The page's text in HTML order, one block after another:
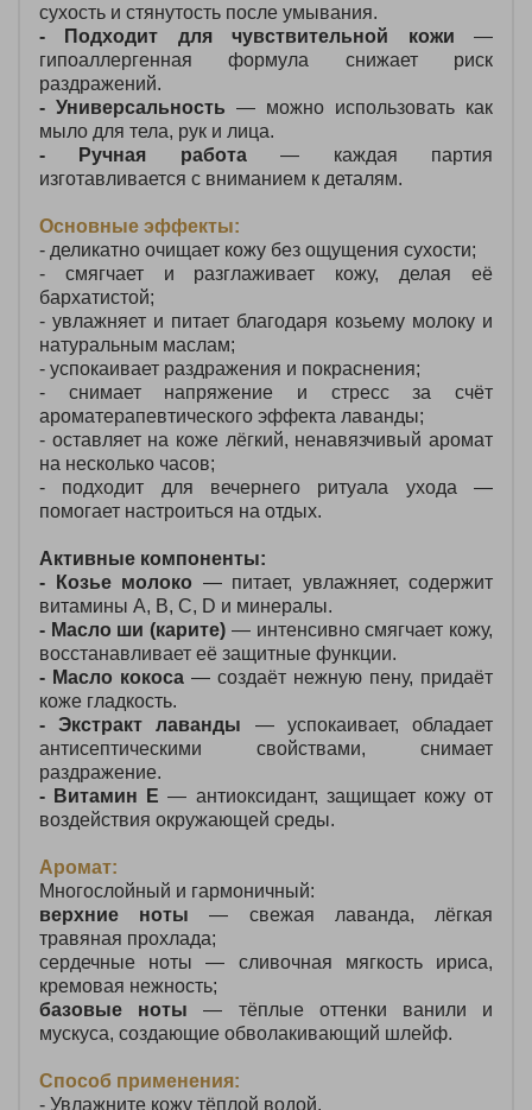
сухость и стянутость после умывания.
- Подходит для чувствительной кожи —
гипоаллергенная формула снижает риск
раздражений.
- Универсальность — можно использовать как
мыло для тела, рук и лица.
- Ручная работа— каждая партия
изготавливается с вниманием к деталям.
Основные эффекты:
- деликатно очищает кожу без ощущения сухости;
- смягчает и разглаживает кожу, делая её
бархатистой;
- увлажняет и питает благодаря козьему молоку и
натуральным маслам;
- успокаивает раздражения и покраснения;
- снимает напряжение и стресс за счёт
ароматерапевтического эффекта лаванды;
- оставляет на коже лёгкий, ненавязчивый аромат
на несколько часов;
- подходит для вечернего ритуала ухода —
помогает настроиться на отдых.
Активные компоненты:
- Козье молоко — питает, увлажняет, содержит
витамины A, B, C, D и минералы.
- Масло ши (карите) — интенсивно смягчает кожу,
восстанавливает её защитные функции.
- Масло кокоса — создаёт нежную пену, придаёт
коже гладкость.
- Экстракт лаванды — успокаивает, обладает
антисептическими свойствами, снимает
раздражение.
- Витамин E — антиоксидант, защищает кожу от
воздействия окружающей среды.
Аромат:
Многослойный и гармоничный:
верхние ноты— свежая лаванда, лёгкая
травяная прохлада;
сердечные ноты — сливочная мягкость ириса,
кремовая нежность;
базовые ноты — тёплые оттенки ванили и
мускуса, создающие обволакивающий шлейф.
Способ применения:
- Увлажните кожу тёплой водой.